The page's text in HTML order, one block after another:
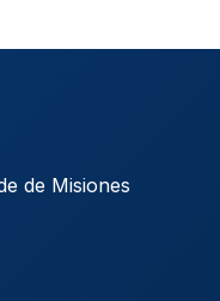
de Misiones